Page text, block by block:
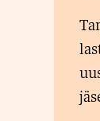
Tarjous koskee normaalihintaisia